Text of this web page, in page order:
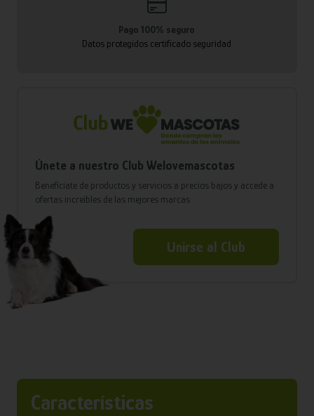
Pago 100% seguro
Datos protegidos certificado seguridad
Únete a nuestro Club Welovemascotas
Benefíciate de productos y servicios a precios bajos y accede a
ofertas increíbles de las mejores marcas
Unirse al Club
Características